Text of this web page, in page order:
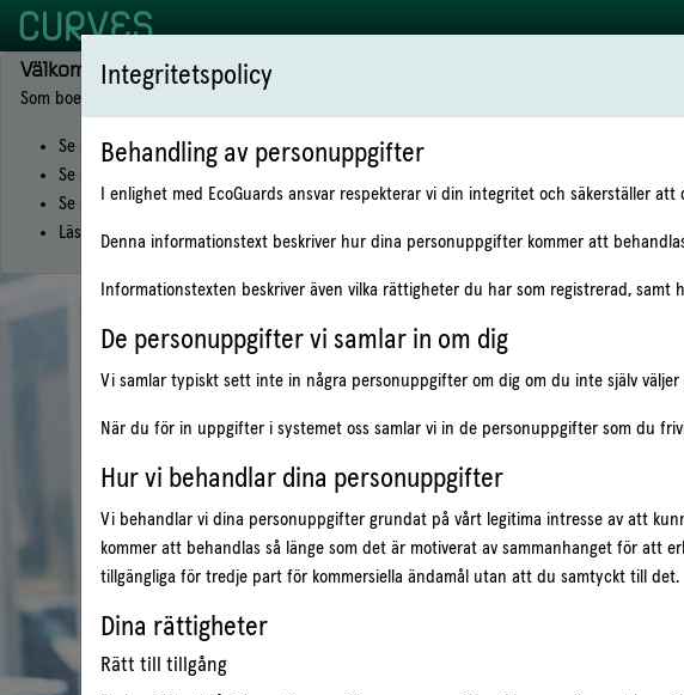
Integritetspolicy
Behandling av personuppgifter
I enlighet med EcoGuards ansvar respekterar vi din integritet och säkerställer
Denna informationstext beskriver hur dina personuppgifter kommer att
Informationstexten beskriver även vilka rättigheter du har som registrerad,
De personuppgifter vi samlar in om dig
Vi samlar typiskt sett inte in några personuppgifter om dig om du inte själv
När du för in uppgifter i systemet oss samlar vi in de personuppgifter som du
Hur vi behandlar dina personuppgifter
Vi behandlar vi dina personuppgifter grundat på vårt legitima intresse av att
kommer att behandlas så länge som det är motiverat av sammanhanget för
tillgängliga för tredje part för kommersiella ändamål utan att du samtyckt till det.
Dina rättigheter
Rätt till tillgång
Välkommen till Curves Insight!
Som boende kan du via CURVES Insight bl.a:
Se om du förbrukar mer eller mindre än vad som är normalt
Se om du har minskat eller ökat din förbrukning
Se dina kostnader
Läsa ditt avtal
Logga in
Användarnamn / objektnummer:
Lösenord: